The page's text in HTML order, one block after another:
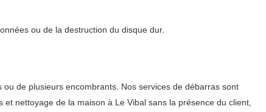
ou de la destruction du disque dur.
ou de plusieurs encombrants. Nos services de débarras sont
nettoyage de la maison à Le Vibal sans la présence du client,